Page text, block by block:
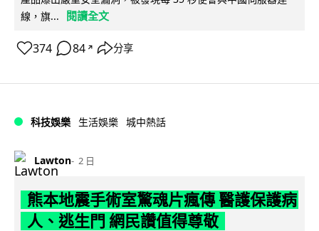
線，旗...
閱讀全文
374 84 ↗ 分享
科技娛樂 生活娛樂 城中熱話
Lawton 2 日
熊本地震手術室驚魂片瘋傳 醫護保護病
人、逃生門 網民讚值得尊敬